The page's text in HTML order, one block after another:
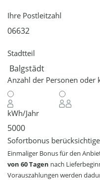
Ihre Postleitzahl
Stadtteil
Anzahl der Personen oder
kWh/Jahr
Sofortbonus
Einmaliger Bonus für den
von 60 Tagen nach
Vorauszahlungen werden